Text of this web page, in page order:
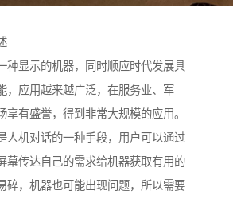
种显示的机器，同时顺应时代发展具
，应用越来越广泛，在服务业、军
享有盛誉，得到非常大规模的应用。
人机对话的一种手段，用户可以通过
幕传达自己的需求给机器获取有用的
碎，机器也可能出现问题，所以需要